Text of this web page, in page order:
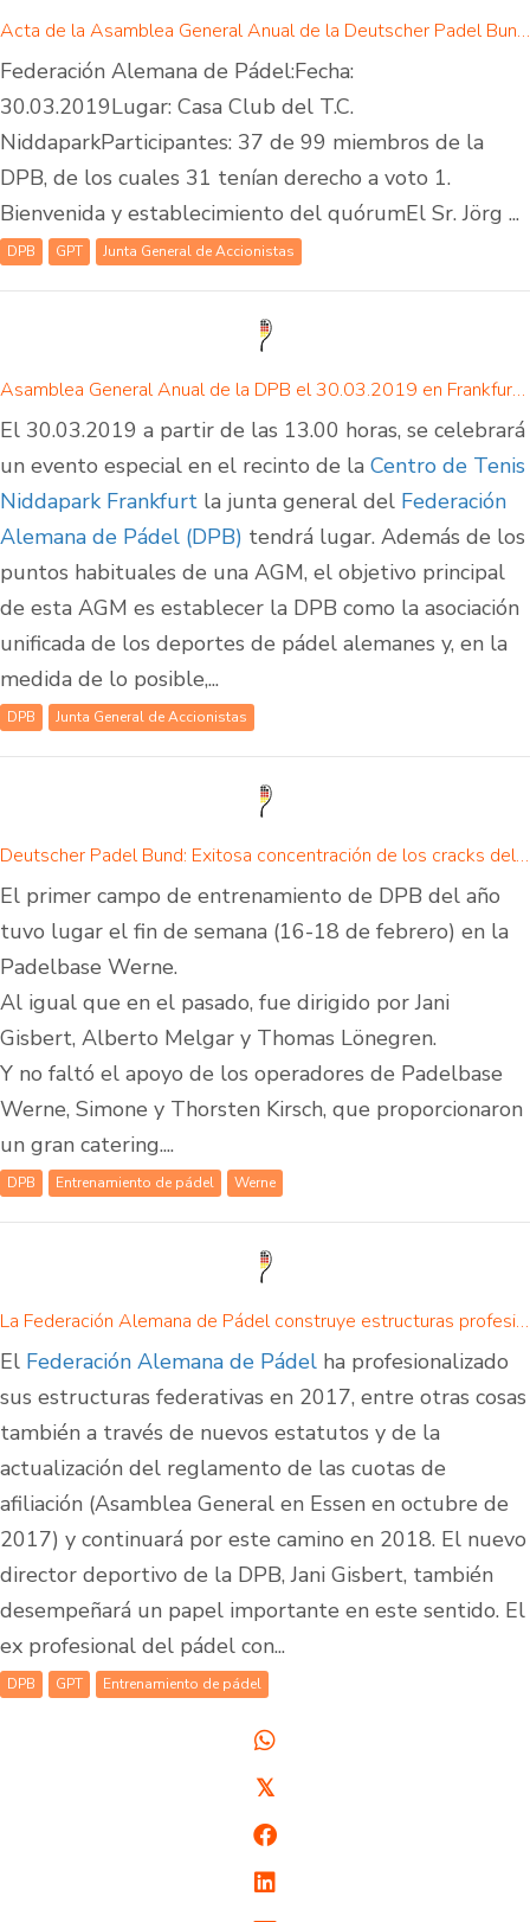
Acta de la Asamblea General Anual de la Deutscher Padel Bund e.V.
Federación Alemana de Pádel:Fecha:
30.03.2019Lugar: Casa Club del T.C.
NiddaparkParticipantes: 37 de 99 miembros de la
DPB, de los cuales 31 tenían derecho a voto 1.
Bienvenida y establecimiento del quórumEl Sr. Jörg ...
DPB GPT Junta General de Accionistas
Asamblea General Anual de la DPB el 30.03.2019 en Frankfurt - ¡opina ya sobre el futuro del pádel en Alemania!
El 30.03.2019 a partir de las 13.00 horas, se celebrará
un evento especial en el recinto de la Centro de Tenis
Niddapark Frankfurt la junta general del Federación
Alemana de Pádel (DPB) tendrá lugar. Además de los
puntos habituales de una AGM, el objetivo principal
de esta AGM es establecer la DPB como la asociación
unificada de los deportes de pádel alemanes y, en la
medida de lo posible,...
DPB Junta General de Accionistas
Deutscher Padel Bund: Exitosa concentración de los cracks del pádel alemán en Werne
El primer campo de entrenamiento de DPB del año
tuvo lugar el fin de semana (16-18 de febrero) en la
Padelbase Werne.
Al igual que en el pasado, fue dirigido por Jani
Gisbert, Alberto Melgar y Thomas Lönegren.
Y no faltó el apoyo de los operadores de Padelbase
Werne, Simone y Thorsten Kirsch, que proporcionaron
un gran catering....
DPB Entrenamiento de pádel Werne
La Federación Alemana de Pádel construye estructuras profesionales - Perspectivas para 2018
El Federación Alemana de Pádel ha profesionalizado
sus estructuras federativas en 2017, entre otras cosas
también a través de nuevos estatutos y de la
actualización del reglamento de las cuotas de
afiliación (Asamblea General en Essen en octubre de
2017) y continuará por este camino en 2018. El nuevo
director deportivo de la DPB, Jani Gisbert, también
desempeñará un papel importante en este sentido. El
ex profesional del pádel con...
DPB GPT Entrenamiento de pádel
𝕏